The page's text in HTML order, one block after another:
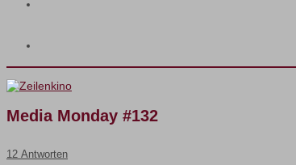
Media Monday #132
12 Antworten